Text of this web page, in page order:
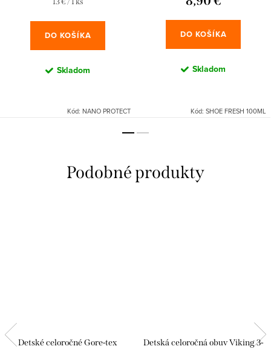
DO KOŠÍKA
Skladom
Kód: NANO PROTECT
DO KOŠÍKA
Skladom
Kód: SHOE FRESH 100ML
Detské celoročné Gore-tex
Detská celoročná obuv Viking 3-